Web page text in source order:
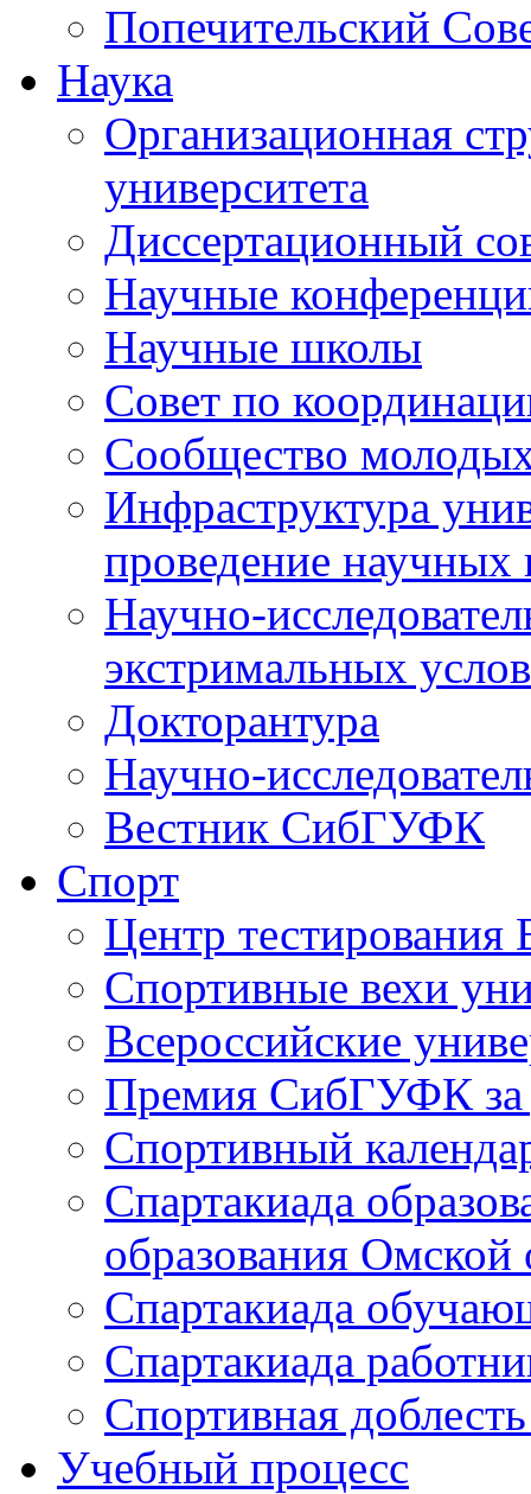
Попечительский
Наука
Организационная
университета
Диссертационный
Научные
Научные школы
Совет по
Сообщество
Инфраструктура
проведение научных
Научно-
экстримальных
Докторантура
Научно-
Вестник СибГУФК
Спорт
Центр
Спортивные вехи
Всероссийские
Премия СибГУФК за
Спортивный
Спартакиада
образования Омской
Спартакиада
Спартакиада
Спортивная
Учебный процесс